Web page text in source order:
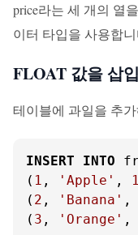
price라는 세 개의 열
이터 타입을 사용합
FLOAT 값을 삽
테이블에 과일을 추
INSERT INTO
( 1 , 'Apple' ,
( 2 , 'Banana' ,
( 3 , 'Orange' ,